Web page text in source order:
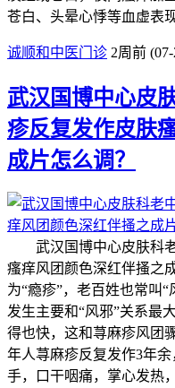
苍白、头晕心悸等血虚
诚顺和中医门诊 2周前
武汉国博中心皮
疹反复发作皮肤
成片怎么调？
武汉国博中心皮肤科老
瘙痒风团颜色深红伴搔之
为“瘾疹”，老百姓也常叫
发生主要和“风邪”关系最
得也快，这和荨麻疹风团
年人荨麻疹反复发作3年
手，口干咽痛，掌心发热